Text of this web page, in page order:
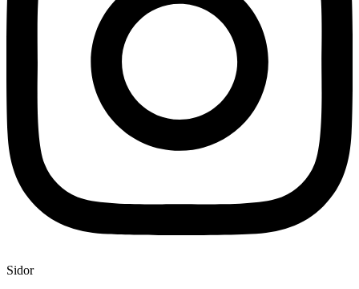
Sidor